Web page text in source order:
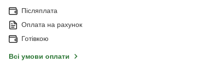
Післяплата
Оплата на рахунок
Готівкою
Всі умови оплати